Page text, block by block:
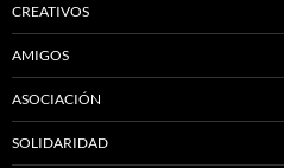
CREATIVOS
AMIGOS
ASOCIACIÓN
SOLIDARIDAD